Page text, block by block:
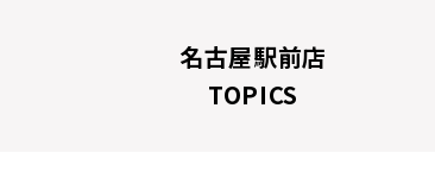
名古屋駅前店
TOPICS